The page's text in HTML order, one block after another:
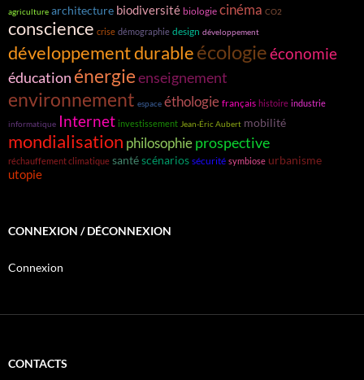
agriculture architecture biodiversité biologie cinéma CO2
conscience crise démographie design développement
développement durableécologieéconomie
éducationénergieenseignement
environnement espace éthologie français histoire industrie
informatique Internet investissement Jean-Éric Aubert mobilité
mondialisation philosophieprospective
réchauffement climatique santéscénarios sécurité symbiose urbanisme
utopie
CONNEXION / DÉCONNEXION
Connexion
CONTACTS